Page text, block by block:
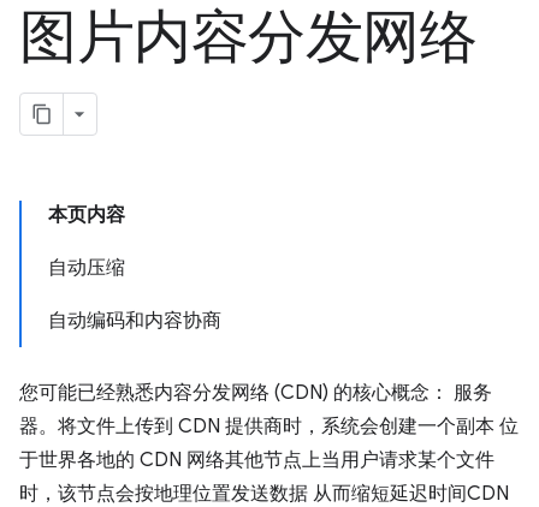
图片内容分发网络
本页内容
自动压缩
自动编码和内容协商
您可能已经熟悉内容分发网络 (CDN) 的核心概念： 服务
器。将文件上传到 CDN 提供商时，系统会创建一个副本 位
于世界各地的 CDN 网络其他节点上当用户请求某个文件
时，该节点会按地理位置发送数据 从而缩短延迟时间CDN